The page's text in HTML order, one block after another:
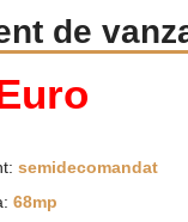
de
semidecomandat
68mp